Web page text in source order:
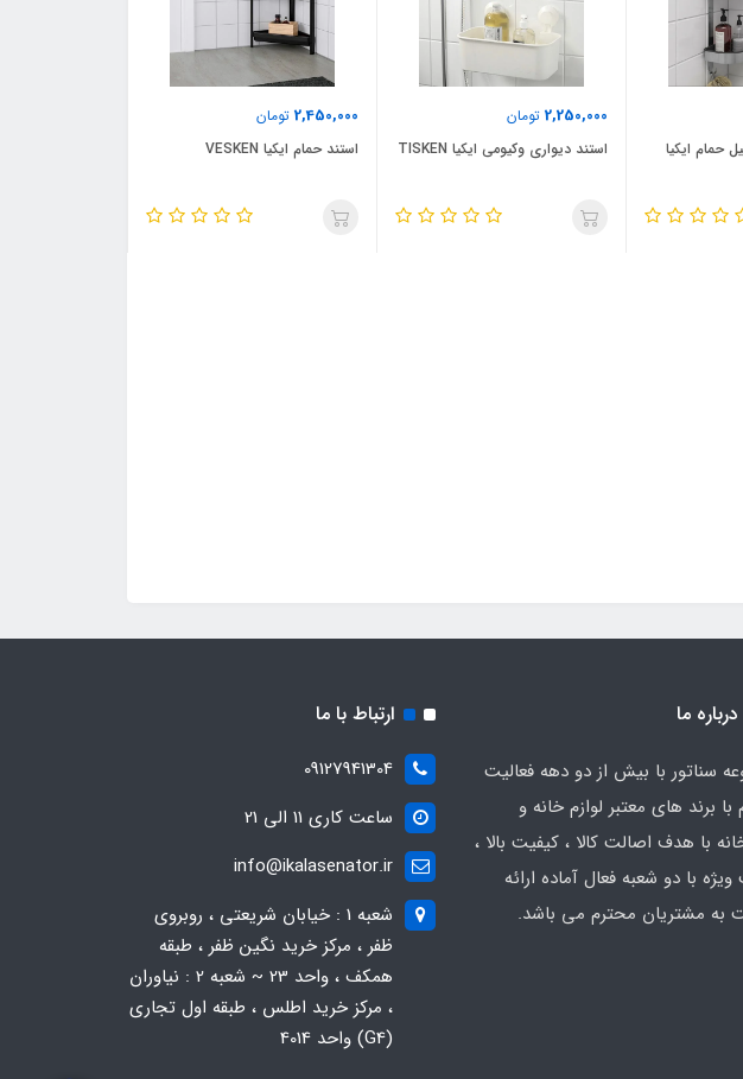
حمام ایکیا
2,250,000 تومان
استند دیواری وکیومی ایکیا TISKEN
2,450,000 تومان
استند حمام ایکیا VESKEN
درباره ما
سناتور با بیش از دو دهه فعالیت
با برند های معتبر لوازم خانه و
با هدف اصالت کالا ، کیفیت بالا ،
با دو شعبه فعال آماده ارائه
به مشتریان محترم می باشد.
ارتباط با ما
09127941304
ساعت کاری 11 الی 21
info@ikalasenator.ir
شعبه 1 : خیابان شریعتی ، روبروی
ظفر ، مرکز خرید نگین ظفر ، طبقه
همکف ، واحد 23 ~ شعبه 2 : نیاوران
، مرکز خرید اطلس ، طبقه اول تجاری
(G4) واحد 4014